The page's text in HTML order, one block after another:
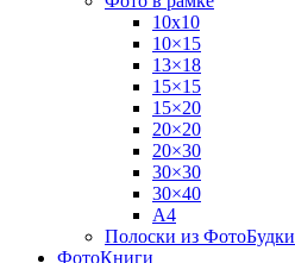
10х10
10×15
13×18
15×15
15×20
20×20
20×30
30×30
30×40
A4
Полоски из ФотоБудки
ФотоКниги